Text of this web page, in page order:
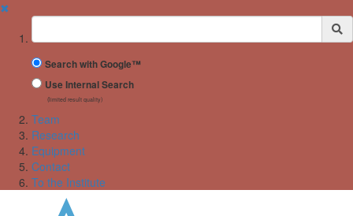
✖
Suchbegriff
Search with Google™
Use Internal Search
(limited result quality)
Team
Research
Equipment
Contact
To the Institute